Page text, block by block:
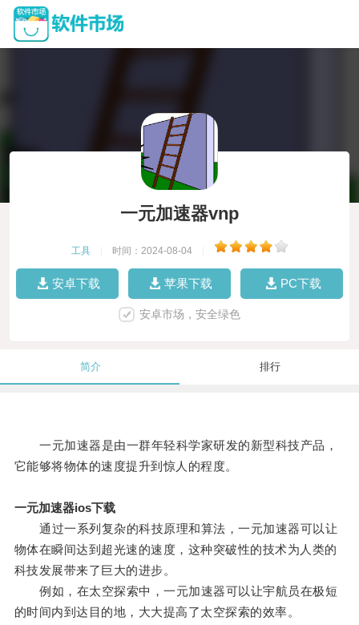
一元加速器vnp
工具 时间：2024-08-04
安卓下载 苹果下载 PC下载
安卓市场，安全绿色
简介 排行
一元加速器是由一群年轻科学家研发的新型科技产品，
它能够将物体的速度提升到惊人的程度。
一元加速器ios下载
通过一系列复杂的科技原理和算法，一元加速器可以让
物体在瞬间达到超光速的速度，这种突破性的技术为人类的
科技发展带来了巨大的进步。
例如，在太空探索中，一元加速器可以让宇航员在极短
的时间内到达目的地，大大提高了太空探索的效率。